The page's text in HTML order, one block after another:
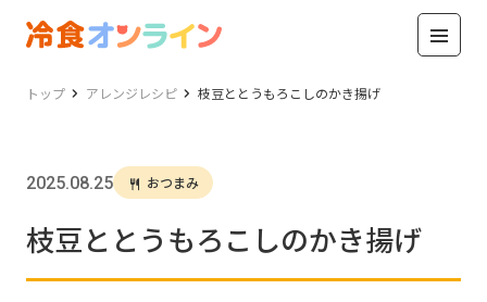
トップ アレンジレシピ 枝豆ととうもろこしのかき揚げ
2025.08.25 おつまみ
枝豆ととうもろこしのかき揚げ